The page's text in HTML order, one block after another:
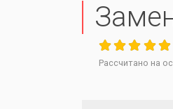
Рассчитано на